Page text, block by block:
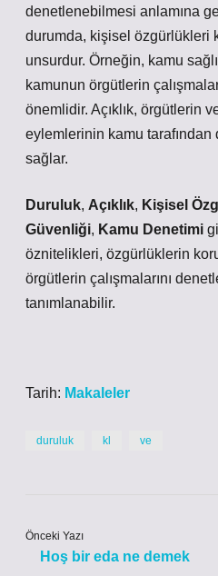
denetlenebilmesi anlamına
durumda, kişisel özgürlükleri
unsurdur. Örneğin, kamu
kamunun örgütlerin
önemlidir. Açıklık, örgütlerin
eylemlerinin kamu
sağlar.
Duruluk, Açıklık, Kişisel
Güvenliği, Kamu Denetimi
öznitelikleri, özgürlüklerin
örgütlerin çalışmalarını
tanımlanabilir.
Tarih: Makaleler
duruluk kl ve
Önceki Yazı
Hoş bir eda ne demek